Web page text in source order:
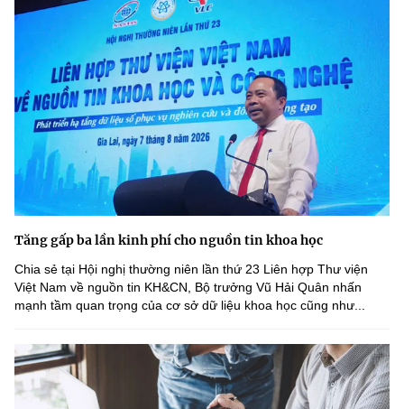
Tăng gấp ba lần kinh phí cho nguồn tin khoa học
Chia sẻ tại Hội nghị thường niên lần thứ 23 Liên hợp Thư viện
Việt Nam về nguồn tin KH&CN, Bộ trưởng Vũ Hải Quân nhấn
mạnh tầm quan trọng của cơ sở dữ liệu khoa học cũng như...